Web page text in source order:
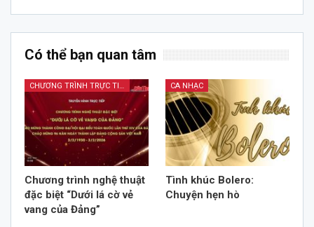
Có thể bạn quan tâm
CHƯƠNG TRÌNH TRỰC TIẾP
Chương trình nghệ thuật
đặc biệt “Dưới lá cờ vẻ
vang của Đảng”
CA NHẠC
Tình khúc Bolero:
Chuyện hẹn hò